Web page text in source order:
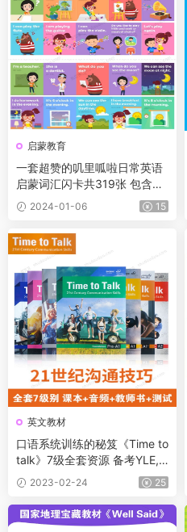
启蒙教育
一套超赞的叽里呱啦日常英语
启蒙词汇闪卡共319张 包含人
生哲理、中国传统文化等
2024-01-06 15
英文教材
口语系统训练的秘笈《Time to
talk》7级全套资源 备考YLE,K
ET,PET绝佳教材 课本+音频
+教师书+测试
2023-02-24 25